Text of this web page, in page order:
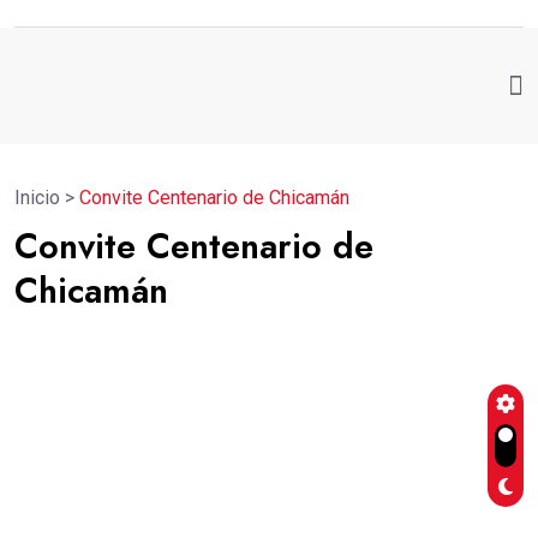
Inicio > Convite Centenario de Chicamán
Convite Centenario de
Chicamán